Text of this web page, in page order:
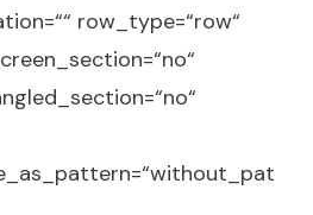
row_type=“row“